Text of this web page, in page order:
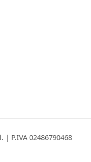
P.IVA 02486790468